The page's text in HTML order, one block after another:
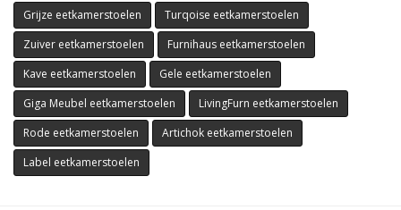
Grijze eetkamerstoelen
Turqoise eetkamerstoelen
Zuiver eetkamerstoelen
Furnihaus eetkamerstoelen
Kave eetkamerstoelen
Gele eetkamerstoelen
Giga Meubel eetkamerstoelen
LivingFurn eetkamerstoelen
Rode eetkamerstoelen
Artichok eetkamerstoelen
Label eetkamerstoelen